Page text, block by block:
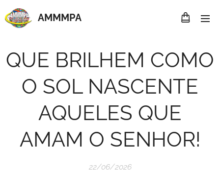
AMMMPA
QUE BRILHEM COMO
O SOL NASCENTE
AQUELES QUE
AMAM O SENHOR!
22/06/2026